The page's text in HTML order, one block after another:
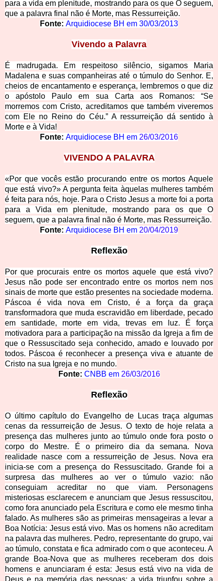
para a vida em plenitude, mostrando para os que O seguem,
que a palavra final não é Morte, mas Ressurreição.
Fonte: Arquidiocese BH em 30/03/2013
Vivendo a Palavra
É madrugada. Em respeitoso silêncio, sigamos Maria
Madalena e suas companheiras até o túmulo do Senhor. E,
cheios de encantamento e esperança, lembremos o que diz
o apóstolo Paulo em sua Carta aos Romanos: “Se
morremos com Cristo, acreditamos que também viveremos
com Ele no Reino do Céu.” A ressurreição dá sentido à
Morte e à Vida!
Fonte: Arquidiocese BH em 26/03/2016
VIVENDO A PALAVRA
«Por que vocês estão procurando entre os mortos Aquele
que está vivo?» A pergunta feita àquelas mulheres também
é feita para nós, hoje. Para o Cristo Jesus a morte foi a porta
para a Vida em plenitude, mostrando para os que O
seguem, que a palavra final não é Morte, mas Ressurreição.
Fonte: Arquidiocese BH em 20/04/2019
Reflexão
Por que procurais entre os mortos aquele que está vivo?
Jesus não pode ser encontrado entre os mortos nem nos
sinais de morte que estão presentes na sociedade moderna.
Páscoa é vida nova em Cristo, é a força da graça
transformadora que muda escravidão em liberdade, pecado
em santidade, morte em vida, trevas em luz. É força
motivadora para a participação na missão da Igreja a fim de
que o Ressuscitado seja conhecido, amado e louvado por
todos. Páscoa é reconhecer a presença viva e atuante de
Cristo na sua Igreja e no mundo.
Fonte: CNBB em 26/03/2016
Reflexão
O último capítulo do Evangelho de Lucas traça algumas
cenas da ressurreição de Jesus. O texto de hoje relata a
presença das mulheres junto ao túmulo onde fora posto o
corpo do Mestre. É o primeiro dia da semana. Nova
realidade nasce com a ressurreição de Jesus. Nova era
inicia-se com a presença do Ressuscitado. Grande foi a
surpresa das mulheres ao ver o túmulo vazio: não
conseguiam acreditar no que viam. Personagens
misteriosas esclarecem e anunciam que Jesus ressuscitou,
como fora anunciado pela Escritura e como ele mesmo tinha
falado. As mulheres são as primeiras mensageiras a levar a
Boa Notícia: Jesus está vivo. Mas os homens não acreditam
na palavra das mulheres. Pedro, representante do grupo, vai
ao túmulo, constata e fica admirado com o que aconteceu. A
grande Boa-Nova que as mulheres receberam dos dois
homens e anunciaram é esta: Jesus está vivo na vida de